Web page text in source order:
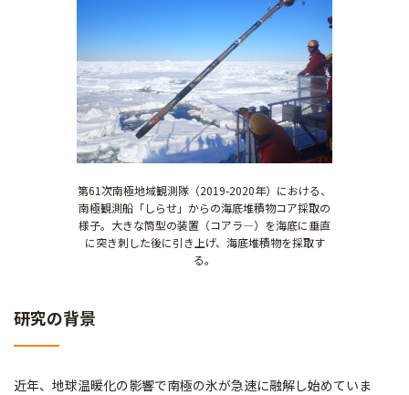
第61次南極地域観測隊（2019-2020年）における、
南極観測船「しらせ」からの海底堆積物コア採取の
様子。大きな筒型の装置（コアラ―）を海底に垂直
に突き刺した後に引き上げ、海底堆積物を採取す
る。
研究の背景
近年、地球温暖化の影響で南極の氷が急速に融解し始めていま